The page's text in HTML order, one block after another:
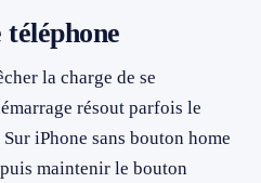
la charge de se
résout parfois le
iPhone sans bouton home
maintenir le bouton